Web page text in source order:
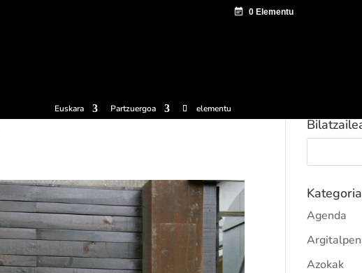
Euskara Partzuergoa elementu
Agenda
Azokak